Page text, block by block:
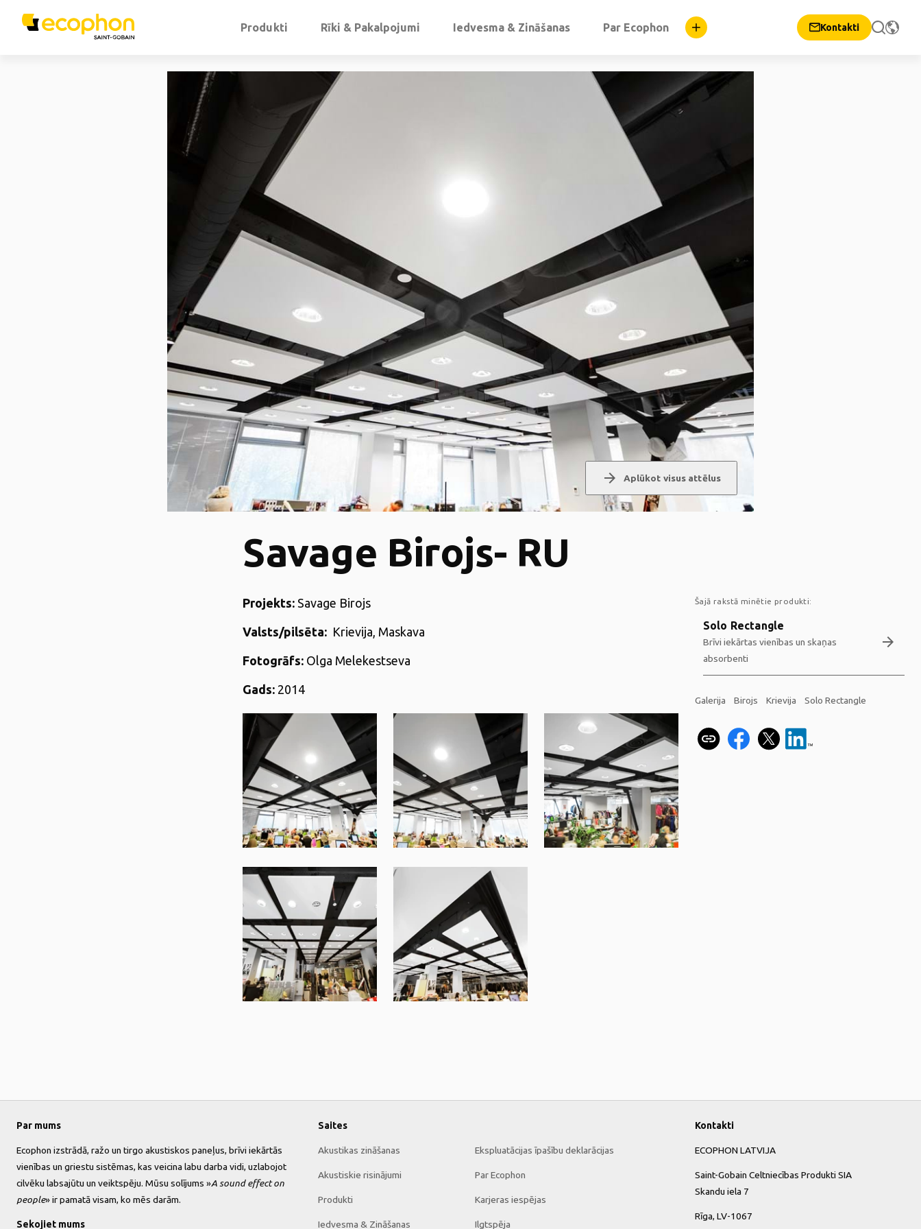
Produkti Rīki & Pakalpojumi Iedvesma & Zināšanas Par Ecophon Kontakti
arrow_forward Aplūkot visus attēlus
Savage Birojs- RU
Projekts: Savage Birojs
Valsts/pilsēta: Krievija, Maskava
Fotogrāfs: Olga Melekestseva
Gads: 2014
Šajā rakstā minētie produkti:
Solo Rectangle
Brīvi iekārtas vienības un skaņas
absorbenti
arrow_forward
Galerija Birojs Krievija Solo Rectangle
Par mums
Ecophon izstrādā, ražo un tirgo akustiskos paneļus, brīvi iekārtās
vienības un griestu sistēmas, kas veicina labu darba vidi, uzlabojot
cilvēku labsajūtu un veiktspēju. Mūsu solījums »A sound effect on
people» ir pamatā visam, ko mēs darām.
Sekojiet mums
Saites
Akustikas zināšanas
Akustiskie risinājumi
Produkti
Iedvesma & Zināšanas
Ekspluatācijas īpašību deklarācijas
Par Ecophon
Karjeras iespējas
Ilgtspēja
Kontakti
ECOPHON LATVIJA
Saint-Gobain Celtniecības Produkti SIA
Skandu iela 7
Rīga, LV-1067